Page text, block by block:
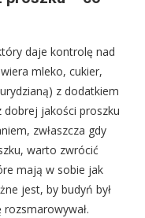
daje kontrolę nad
mleko, cukier,
z dodatkiem
dobrej jakości proszku
zwłaszcza gdy
warto zwrócić
mają w sobie jak
jest, by budyń był